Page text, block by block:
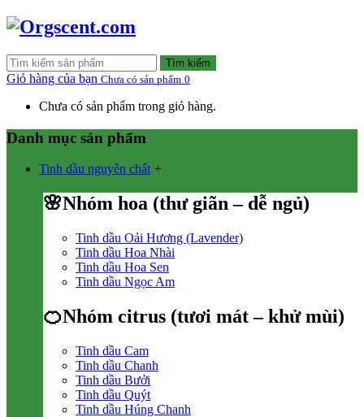
Tìm kiếm
Giỏ hàng của bạn Chưa có sản phẩm 0
Chưa có sản phẩm trong giỏ hàng.
Danh mục sản phẩm
Tinh dầu nguyên chất +
🌸Nhóm hoa (thư giãn – dễ ngủ)
Tinh dầu Oải Hương (Lavender)
Tinh dầu Hoa Nhài
Tinh dầu Hoa Sen
Tinh dầu Ngọc Am
🍊Nhóm citrus (tươi mát – khử mùi)
Tinh dầu Cam
Tinh dầu Chanh
Tinh dầu Bưởi
Tinh dầu Quýt
Tinh dầu Húng Chanh